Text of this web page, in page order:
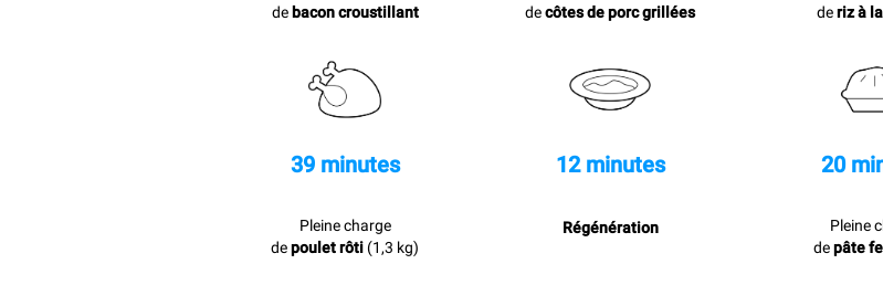
de bacon croustillant
decôtes de porc grillées
deriz à
39 minutes
Pleine charge
depoulet rôti (1,3 kg)
12 minutes
Régénération
20
Pleine
depâte